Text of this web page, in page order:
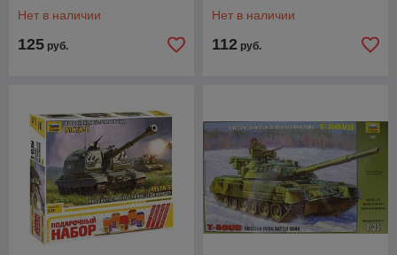
Нет в наличии
125 руб.
Нет в наличии
112 руб.